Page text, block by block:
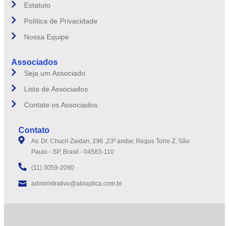
Estatuto
Política de Privacidade
Nossa Equipe
Associados
Seja um Associado
Lista de Associados
Contate os Associados
Contato
Av. Dr. Chucri Zaidan, 296 ,23º andar, Regus Torre Z, São
Paulo - SP, Brasil - 04583-110
(11) 3059-2090
administrativo@abioptica.com.br